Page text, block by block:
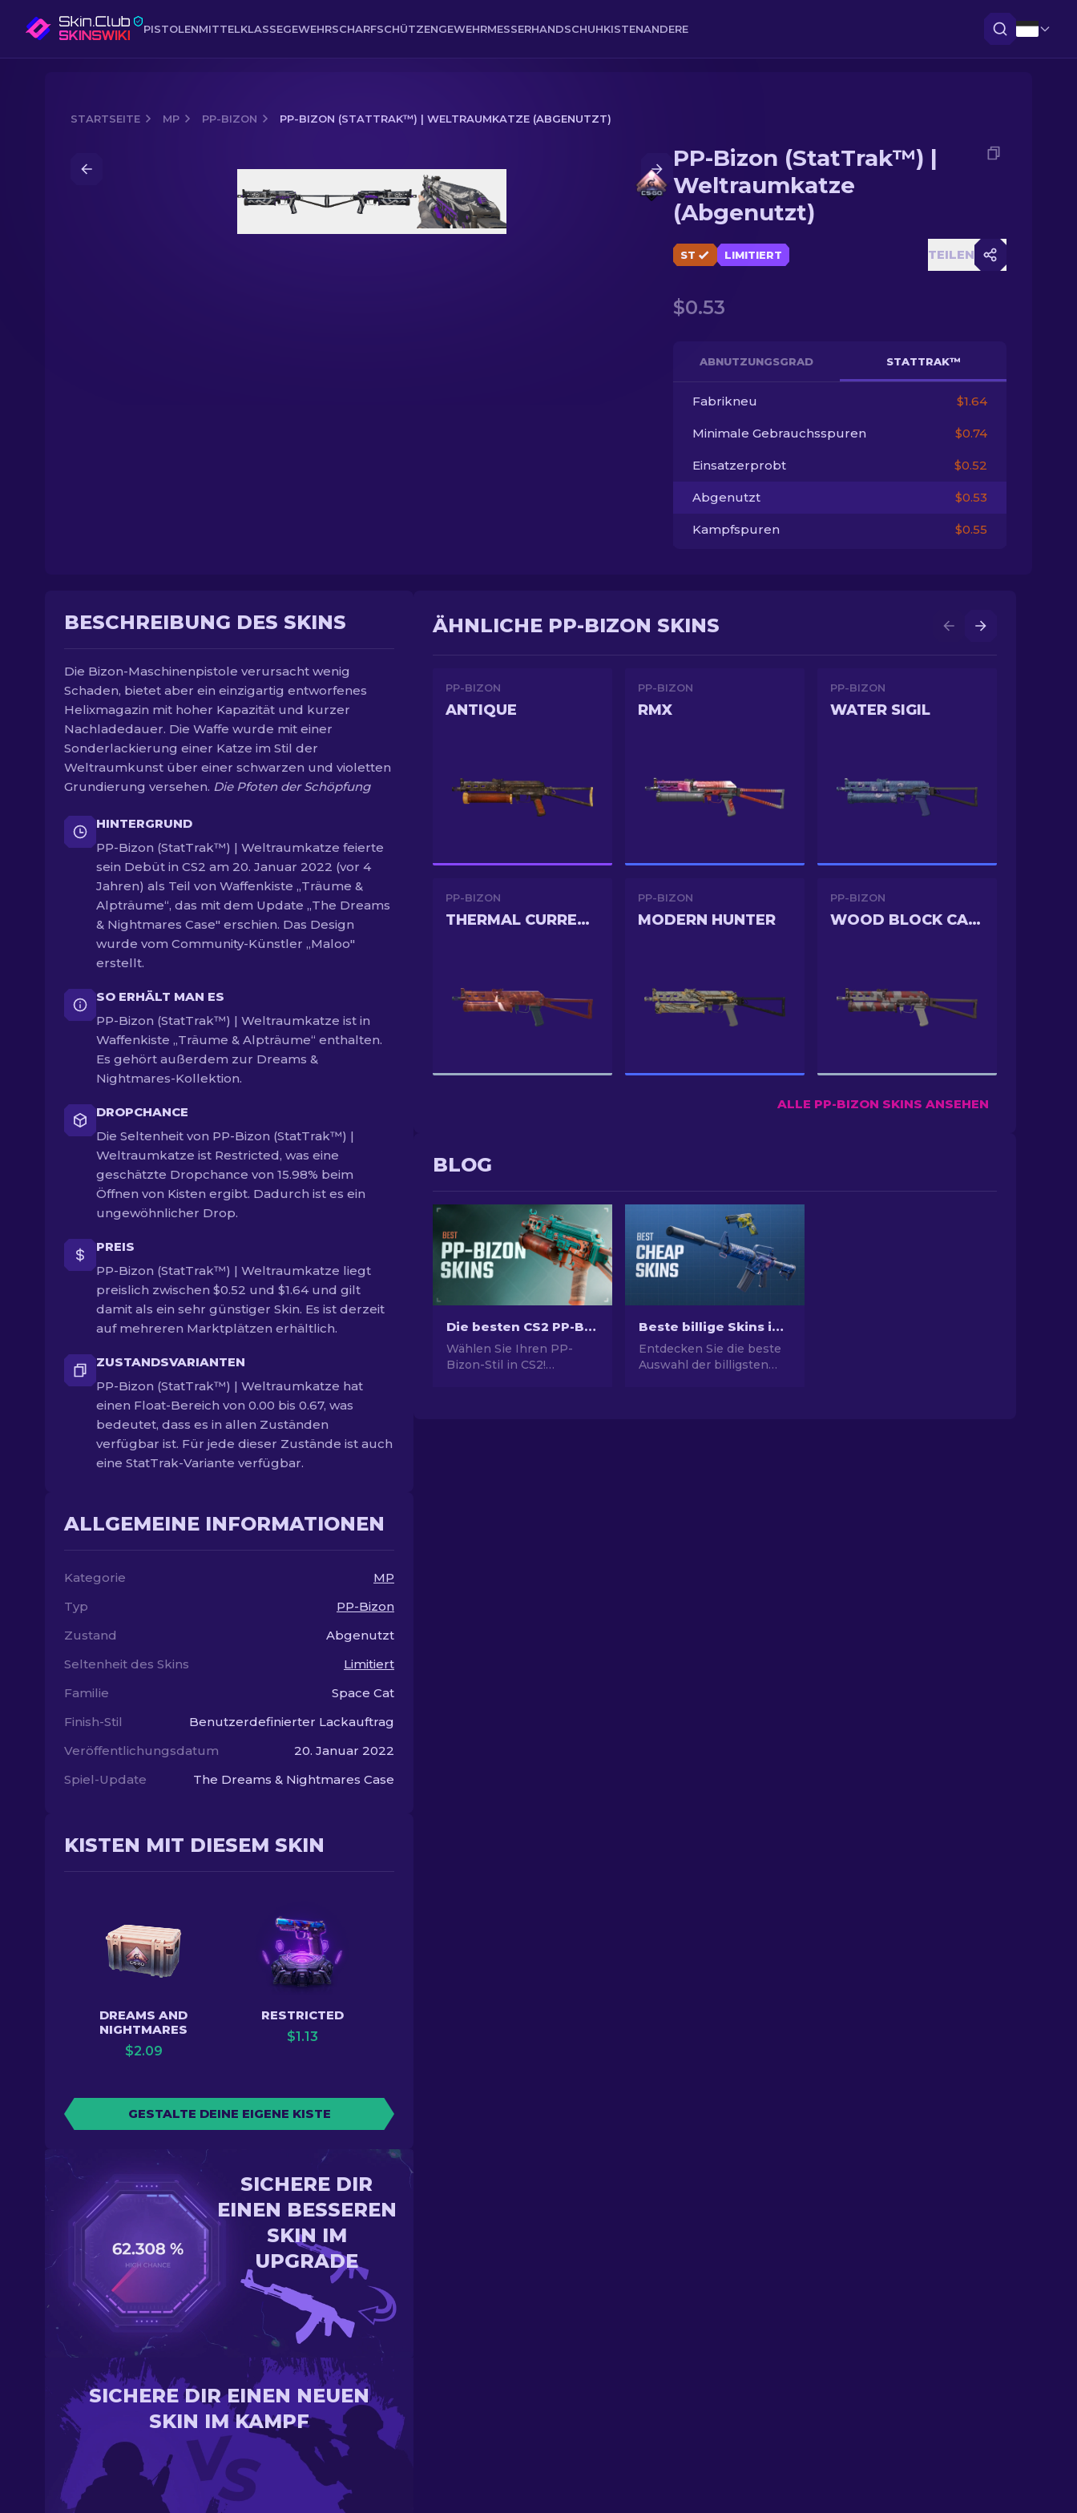
PISTOLENMITTELKLASSEGEWEHRSCHARFSCHÜTZENGEWEHRMESSERHANDSCHUHKISTENANDERE
STARTSEITE MP PP-BIZON PP-BIZON (STATTRAK™) | WELTRAUMKATZE (ABGENUTZT)
PP-Bizon (StatTrak™) | Weltraumkatze (Abgenutzt)
PP-Bizon (StatTrak™) |
Weltraumkatze
(Abgenutzt)
ST LIMITIERT TEILEN
$0.53
ABNUTZUNGSGRAD STATTRAK™
Fabrikneu $1.64
Minimale Gebrauchsspuren $0.74
Einsatzerprobt $0.52
Abgenutzt $0.53
Kampfspuren $0.55
BESCHREIBUNG DES SKINS
Die Bizon-Maschinenpistole verursacht wenig
Schaden, bietet aber ein einzigartig entworfenes
Helixmagazin mit hoher Kapazität und kurzer
Nachladedauer. Die Waffe wurde mit einer
Sonderlackierung einer Katze im Stil der
Weltraumkunst über einer schwarzen und violetten
Grundierung versehen. Die Pfoten der Schöpfung
HINTERGRUND
PP-Bizon (StatTrak™) | Weltraumkatze feierte
sein Debüt in CS2 am 20. Januar 2022 (vor 4
Jahren) als Teil von Waffenkiste „Träume &
Alpträume“, das mit dem Update „The Dreams
& Nightmares Case" erschien. Das Design
wurde vom Community-Künstler „Maloo"
erstellt.
SO ERHÄLT MAN ES
PP-Bizon (StatTrak™) | Weltraumkatze ist in
Waffenkiste „Träume & Alpträume“ enthalten.
Es gehört außerdem zur Dreams &
Nightmares-Kollektion.
DROPCHANCE
Die Seltenheit von PP-Bizon (StatTrak™) |
Weltraumkatze ist Restricted, was eine
geschätzte Dropchance von 15.98% beim
Öffnen von Kisten ergibt. Dadurch ist es ein
ungewöhnlicher Drop.
PREIS
PP-Bizon (StatTrak™) | Weltraumkatze liegt
preislich zwischen $0.52 und $1.64 und gilt
damit als ein sehr günstiger Skin. Es ist derzeit
auf mehreren Marktplätzen erhältlich.
ZUSTANDSVARIANTEN
PP-Bizon (StatTrak™) | Weltraumkatze hat
einen Float-Bereich von 0.00 bis 0.67, was
bedeutet, dass es in allen Zuständen
verfügbar ist. Für jede dieser Zustände ist auch
eine StatTrak-Variante verfügbar.
ALLGEMEINE INFORMATIONEN
Kategorie
MP
Typ
PP-Bizon
Zustand
Abgenutzt
Seltenheit des Skins
Limitiert
Familie
Space Cat
Finish-Stil
Benutzerdefinierter Lackauftrag
Veröffentlichungsdatum
20. Januar 2022
Spiel-Update
The Dreams & Nightmares Case
KISTEN MIT DIESEM SKIN
DREAMS AND
NIGHTMARES
$2.09
RESTRICTED
$1.13
GESTALTE DEINE EIGENE KISTE
SICHERE DIR
EINEN BESSEREN
SKIN IM
UPGRADE
SICHERE DIR EINEN NEUEN
SKIN IM KAMPF
ÄHNLICHE PP-BIZON SKINS
PP-BIZON
ANTIQUE
PP-BIZON
RMX
PP-BIZON
WATER SIGIL
PP-BIZON
THERMAL CURRENTS
PP-BIZON
MODERN HUNTER
PP-BIZON
WOOD BLOCK CAMO
ALLE PP-BIZON SKINS ANSEHEN
BLOG
Die besten CS2 PP-Bizon Skins [2026]
Wählen Sie Ihren PP-
Bizon-Stil in CS2!
Beste billige Skins in CS2 [2026]
Entdecken Sie die beste
Auswahl der billigsten